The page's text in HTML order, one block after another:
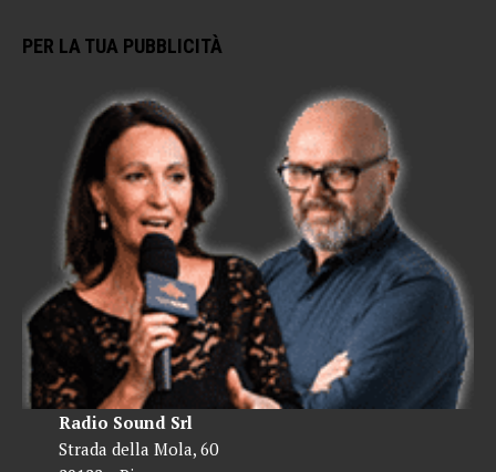
PER LA TUA PUBBLICITÀ
Radio Sound Srl
Strada della Mola, 60